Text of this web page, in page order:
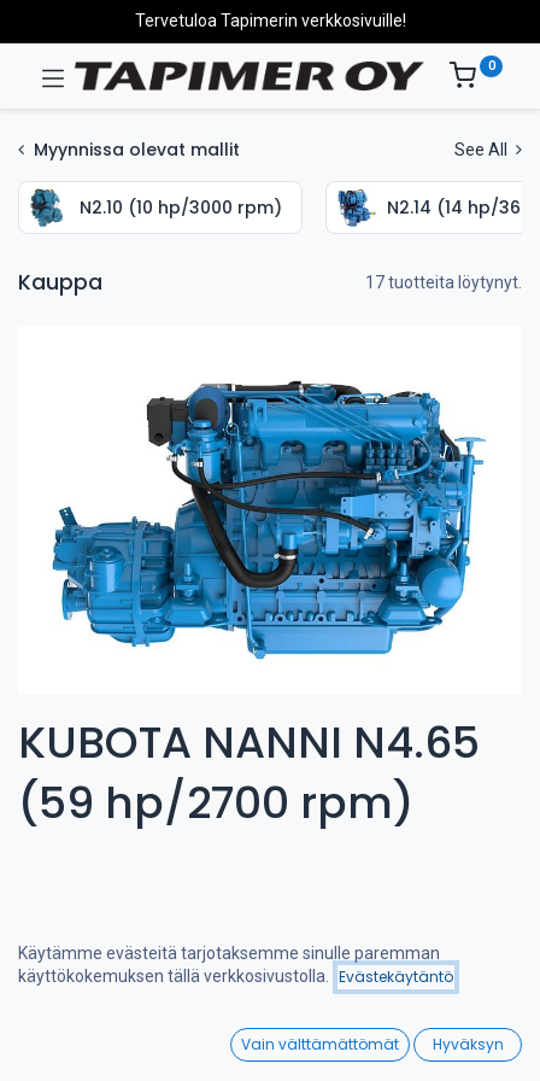
Suodattimet
Hinta - korkeimmasta
matalimpaan
Wishlist
Tervetuloa Tapimerin verkkosivuille!
0
Myynnissa olevat mallit See All
N2.10 (10 hp/3000 rpm) N2.14 (14 hp/
Kauppa 17 tuotteita löytynyt.
KUBOTA NANNI N4.65
(59 hp/2700 rpm)
Käytämme evästeitä tarjotaksemme sinulle paremman
käyttökokemuksen tällä verkkosivustolla.
Evästekäytäntö
Vain välttämättömät Hyväksyn